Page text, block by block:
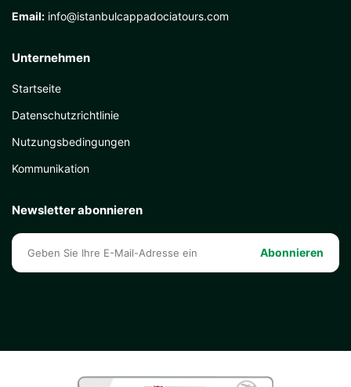
Email: info@istanbulcappadociatours.com
Unternehmen
Startseite
Datenschutzrichtlinie
Nutzungsbedingungen
Kommunikation
Newsletter abonnieren
Abonnieren